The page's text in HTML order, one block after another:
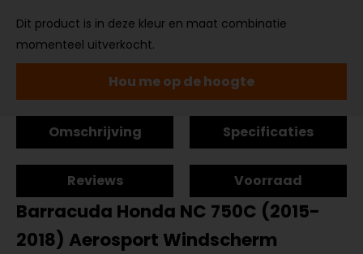
Dit product is in deze kleur en maat combinatie
momenteel uitverkocht.
Hou me op de hoogte
Omschrijving Specificaties
Reviews Voorraad
Barracuda Honda NC 750C (2015-
2018) Aerosport Windscherm